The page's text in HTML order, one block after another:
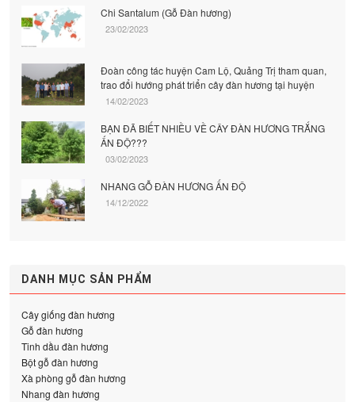
Chi Santalum (Gỗ Đàn hương)
23/02/2023
Đoàn công tác huyện Cam Lộ, Quảng Trị tham quan,
trao đổi hướng phát triển cây đàn hương tại huyện
14/02/2023
BẠN ĐÃ BIẾT NHIỀU VỀ CÂY ĐÀN HƯƠNG TRẮNG
ẤN ĐỘ???
03/02/2023
NHANG GỖ ĐÀN HƯƠNG ẤN ĐỘ
14/12/2022
DANH MỤC SẢN PHẨM
Cây giống đàn hương
Gỗ đàn hương
Tinh dầu đàn hương
Bột gỗ đàn hương
Xà phòng gỗ đàn hương
Nhang đàn hương